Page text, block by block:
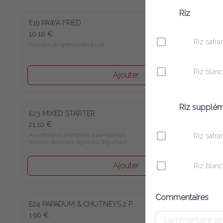
E19 PAWA FRIED
10.10 €
Cuisses de grenouille à l'ail
Ajouter
E23 MIXED STARTER
21.10 €
Assortiment d’entrées 2 personnes
(poulet, scampis, agneau, légumes)
Ajouter
E24 PAPADUM & CHUTNEYS 2 P.
1.90 €
Riz
Riz safran
Riz blanc
Riz
Riz safran
Riz blanc
Commentaires